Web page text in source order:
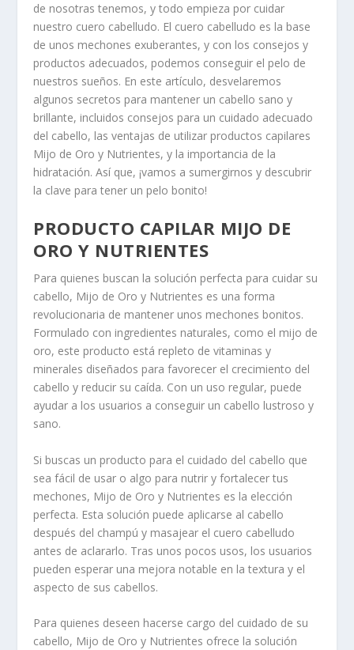
de nosotras tenemos, y todo empieza por cuidar
nuestro cuero cabelludo. El cuero cabelludo es la base
de unos mechones exuberantes, y con los consejos y
productos adecuados, podemos conseguir el pelo de
nuestros sueños. En este artículo, desvelaremos
algunos secretos para mantener un cabello sano y
brillante, incluidos consejos para un cuidado adecuado
del cabello, las ventajas de utilizar productos capilares
Mijo de Oro y Nutrientes, y la importancia de la
hidratación. Así que, ¡vamos a sumergirnos y descubrir
la clave para tener un pelo bonito!
PRODUCTO CAPILAR MIJO DE
ORO Y NUTRIENTES
Para quienes buscan la solución perfecta para cuidar su
cabello, Mijo de Oro y Nutrientes es una forma
revolucionaria de mantener unos mechones bonitos.
Formulado con ingredientes naturales, como el mijo de
oro, este producto está repleto de vitaminas y
minerales diseñados para favorecer el crecimiento del
cabello y reducir su caída. Con un uso regular, puede
ayudar a los usuarios a conseguir un cabello lustroso y
sano.
Si buscas un producto para el cuidado del cabello que
sea fácil de usar o algo para nutrir y fortalecer tus
mechones, Mijo de Oro y Nutrientes es la elección
perfecta. Esta solución puede aplicarse al cabello
después del champú y masajear el cuero cabelludo
antes de aclararlo. Tras unos pocos usos, los usuarios
pueden esperar una mejora notable en la textura y el
aspecto de sus cabellos.
Para quienes deseen hacerse cargo del cuidado de su
cabello, Mijo de Oro y Nutrientes ofrece la solución